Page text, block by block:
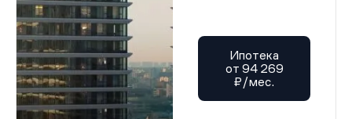
Ипотека
от 94 269
₽/мес.